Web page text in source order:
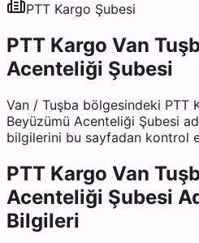
PTT Kargo Şubesi
PTT Kargo Van
Acenteliği Şubesi
Van / Tuşba bölgesindeki PTT
Beyüzümü Acenteliği Şubesi
bilgilerini bu sayfadan kontrol
PTT Kargo Van
Acenteliği Şubesi
Bilgileri